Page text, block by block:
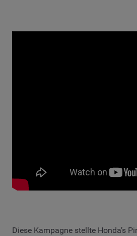
Diese Kampagne stellte Honda’s